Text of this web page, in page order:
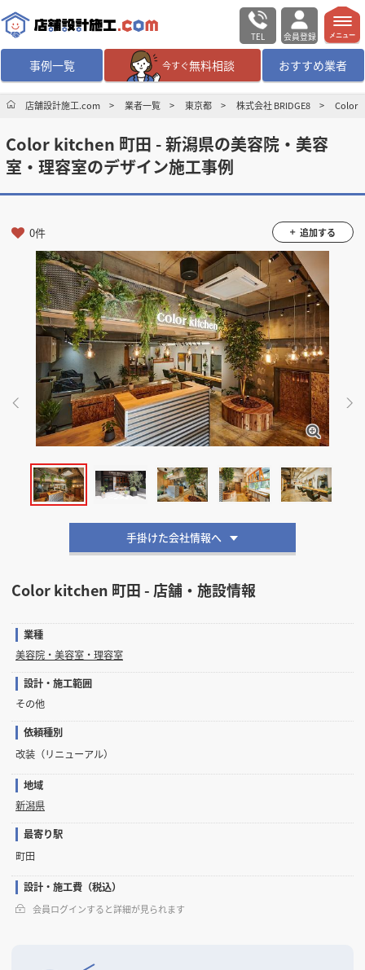
TEL 会員登録
事例一覧 今すぐ無料相談 おすすめ業者
無料相談 ログイン／会員登録
デザイン設計・施工業者を探す
店舗・商業施設の施工事例を探す
マッチング案件一覧
店舗設計施工.comとは
内装の費用相場シミュレーター
掲載希望のデザイン設計・施工会社様へ
店舗開業・改装をご検討中の方へ
メニュー
店舗設計施工.com 業者一覧 東京都 株式会社 BRIDGE8 Color
Color kitchen 町田 - 新潟県の美容院・美容
室・理容室のデザイン施工事例
0件 追加する
手掛けた会社情報へ
Color kitchen 町田 - 店舗・施設情報
業種
美容院・美容室・理容室
設計・施工範囲
その他
依頼種別
改装（リニューアル）
地域
新潟県
最寄り駅
町田
設計・施工費（税込）
会員ログインすると詳細が見られます